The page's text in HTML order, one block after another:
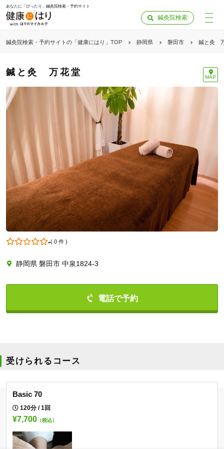
あなたに「ぴったり」鍼灸院検索・予約サイト
鍼灸院検索
鍼灸院検索・予約サイトの「健康にはり」TOP 静岡県 磐田市 鍼と灸
鍼と灸 万花堂 MAP
-( 0 件)
静岡県 磐田市 中泉1824-3
受けられるコース
Basic 70
120分 / 1回
¥7,700 （税込）
「健康にはりを見た」